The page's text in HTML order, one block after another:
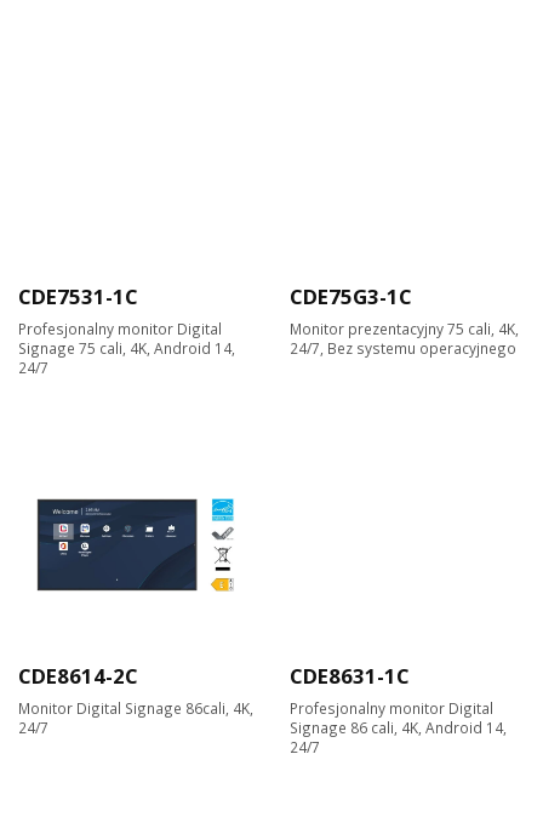
CDE7531-1C
Profesjonalny monitor Digital
Signage 75 cali, 4K, Android 14,
24/7
CDE75G3-1C
Monitor prezentacyjny 75 cali, 4K,
24/7, Bez systemu operacyjnego
CDE8614-2C
Monitor Digital Signage 86cali, 4K,
24/7
CDE8631-1C
Profesjonalny monitor Digital
Signage 86 cali, 4K, Android 14,
24/7